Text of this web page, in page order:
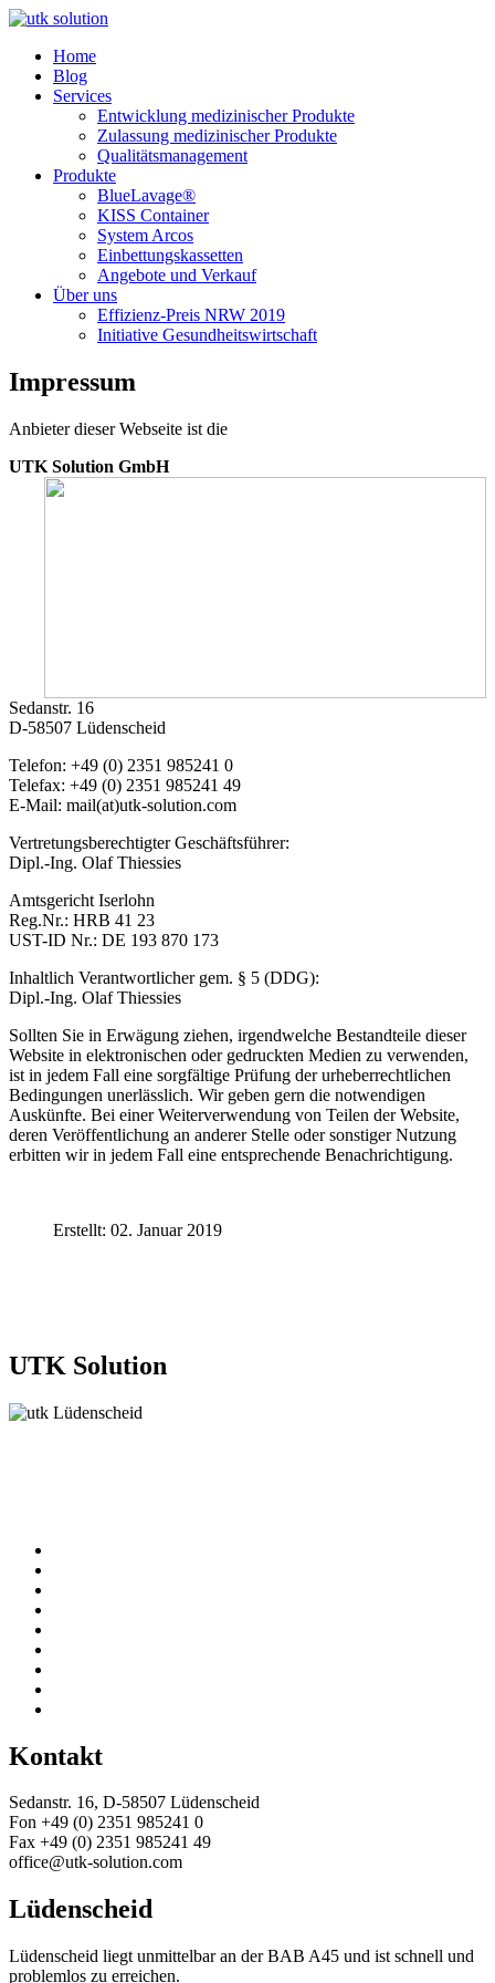
Home
Blog
Services
Entwicklung medizinischer Produkte
Zulassung medizinischer Produkte
Qualitätsmanagement
Produkte
BlueLavage®
KISS Container
System Arcos
Einbettungskassetten
Angebote und Verkauf
Über uns
Effizienz-Preis NRW 2019
Initiative Gesundheitswirtschaft
Impressum
Anbieter dieser Webseite ist die
UTK Solution GmbH
Sedanstr. 16
D-58507 Lüdenscheid
Telefon: +49 (0) 2351 985241 0
Telefax: +49 (0) 2351 985241 49
E-Mail: mail(at)utk-solution.com
Vertretungsberechtigter Geschäftsführer:
Dipl.-Ing. Olaf Thiessies
Amtsgericht Iserlohn
Reg.Nr.: HRB 41 23
UST-ID Nr.: DE 193 870 173
Inhaltlich Verantwortlicher gem. § 5 (DDG):
Dipl.-Ing. Olaf Thiessies
Sollten Sie in Erwägung ziehen, irgendwelche Bestandteile dieser
Website in elektronischen oder gedruckten Medien zu verwenden,
ist in jedem Fall eine sorgfältige Prüfung der urheberrechtlichen
Bedingungen unerlässlich. Wir geben gern die notwendigen
Auskünfte. Bei einer Weiterverwendung von Teilen der Website,
deren Veröffentlichung an anderer Stelle oder sonstiger Nutzung
erbitten wir in jedem Fall eine entsprechende Benachrichtigung.
Erstellt: 02. Januar 2019
UTK Solution
Kontakt
Sedanstr. 16, D-58507 Lüdenscheid
Fon +49 (0) 2351 985241 0
Fax +49 (0) 2351 985241 49
office@utk-solution.com
Lüdenscheid
Lüdenscheid liegt unmittelbar an der BAB A45 und ist schnell und
problemlos zu erreichen.